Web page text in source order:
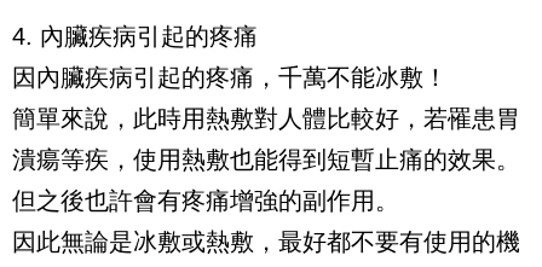
4. 內臟疾病引起的疼痛
因內臟疾病引起的疼痛，千萬不能冰敷！
簡單來說，此時用熱敷對人體比較好，若罹患胃
潰瘍等疾，使用熱敷也能得到短暫止痛的效果。
但之後也許會有疼痛增強的副作用。
因此無論是冰敷或熱敷，最好都不要有使用的機